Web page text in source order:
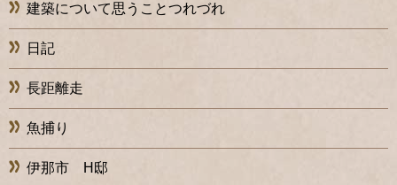
建築について思うことつれづれ
日記
長距離走
魚捕り
伊那市 H邸